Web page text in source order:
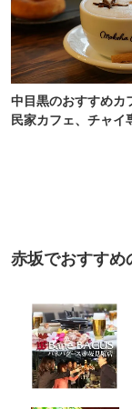
中目黒のおすすめカ
民家カフェ、チャイ
赤坂でおすすめ